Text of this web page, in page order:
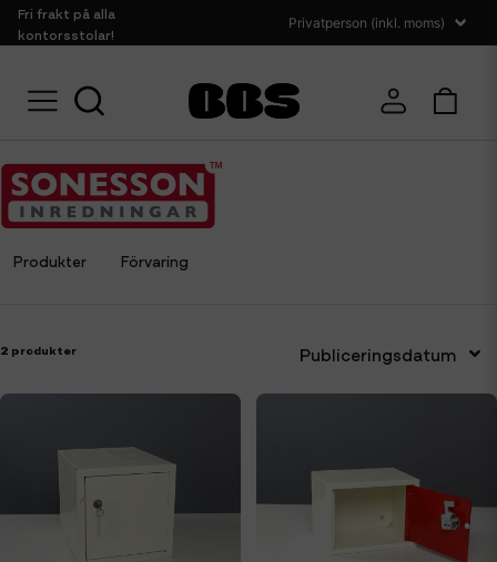
Fri frakt på alla
kontorsstolar!
Hem Sonesson Inredningar
Produkter Förvaring
2 produkter Publiceringsdatum